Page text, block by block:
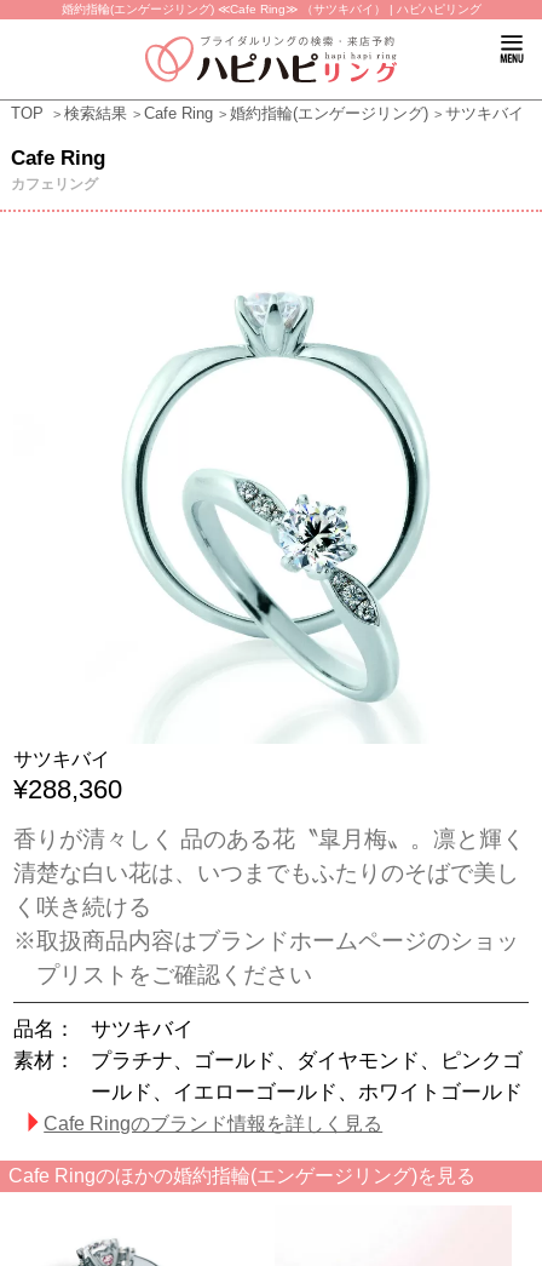
婚約指輪(エンゲージリング) ≪Cafe Ring≫ （サツキバイ） | ハピハピリング
TOP 検索結果 Cafe Ring 婚約指輪(エンゲージリング) サツキバイ
Cafe Ring
カフェリング
サツキバイ
¥288,360
香りが清々しく 品のある花〝皐月梅〟。凛と輝く
清楚な白い花は、いつまでもふたりのそばで美し
く咲き続ける
※取扱商品内容はブランドホームページのショッ
プリストをご確認ください
品名：
サツキバイ
素材：
プラチナ、ゴールド、ダイヤモンド、ピンクゴ
ールド、イエローゴールド、ホワイトゴールド
Cafe Ringのブランド情報を詳しく見る
Cafe Ringのほかの婚約指輪(エンゲージリング)を見る